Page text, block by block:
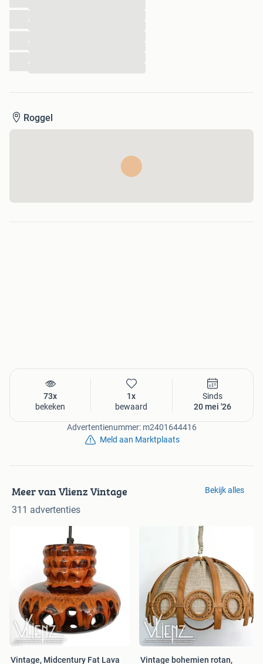
Roggel
73x
bekeken
1x
bewaard
Sinds
20 mei '26
Advertentienummer: m2401644416
Meld aan Marktplaats
Meer van Vlienz Vintage
311 advertenties
Bekijk alles
Vintage, Midcentury Fat Lava
Vintage bohemien rotan,